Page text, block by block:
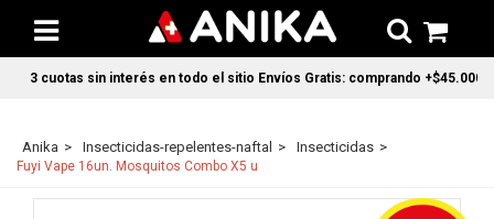
3 cuotas sin interés en todo el sitio Envíos Gratis: comprando +$45.000 en
Anika Insecticidas-repelentes-naftal Insecticidas
Fuyi Vape 16un. Mosquitos Combo X5 u